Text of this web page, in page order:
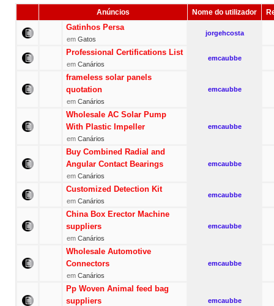
Anúncios Nome do utilizador
Gatinhos Persa
em Gatos
jorgehcosta
Professional Certifications List
em Canários
emcaubbe
frameless solar panels
quotation
em Canários
emcaubbe
Wholesale AC Solar Pump
With Plastic Impeller
em Canários
emcaubbe
Buy Combined Radial and
Angular Contact Bearings
em Canários
emcaubbe
Customized Detection Kit
em Canários
emcaubbe
China Box Erector Machine
suppliers
em Canários
emcaubbe
Wholesale Automotive
Connectors
em Canários
emcaubbe
Pp Woven Animal feed bag
suppliers
emcaubbe